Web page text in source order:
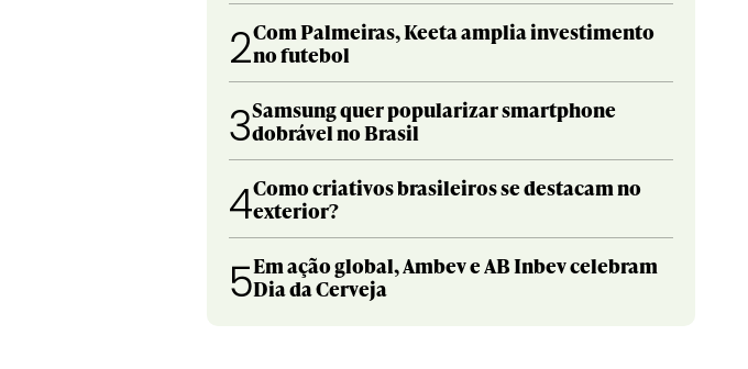
2Com Palmeiras, Keeta amplia investimento
no futebol
3Samsung quer popularizar smartphone
dobrável no Brasil
4Como criativos brasileiros se destacam no
exterior?
5Em ação global, Ambev e AB Inbev celebram
Dia da Cerveja